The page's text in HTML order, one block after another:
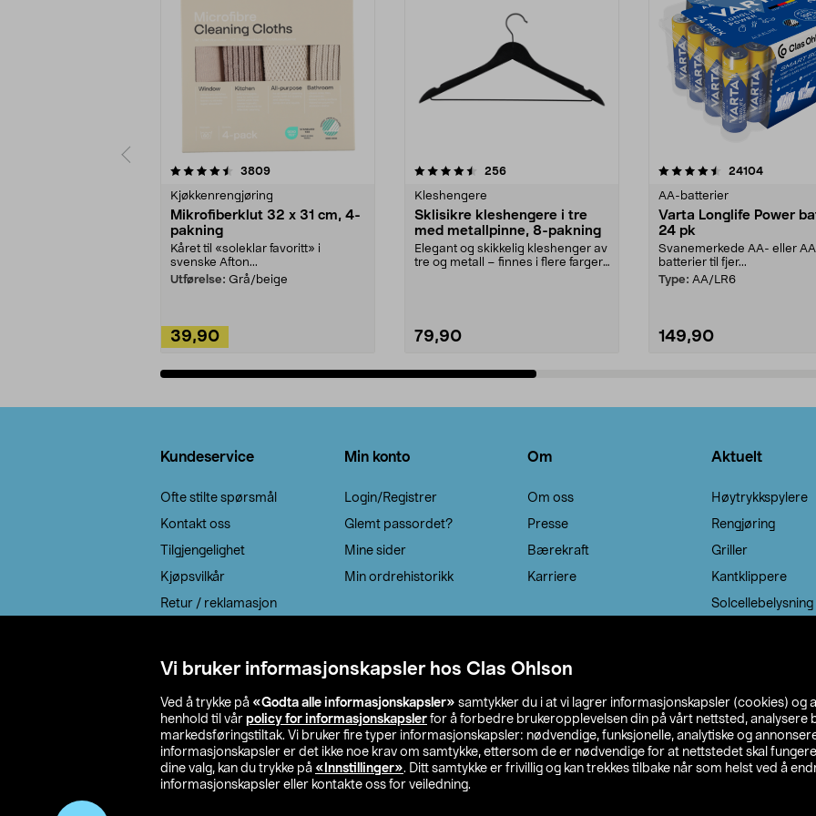
Vi bruker informasjonskapsler hos Clas Ohlson
Ved å trykke på «Godta alle informasjonskapsler» samtykker du i at vi lagrer informasjonskapsler (cookies) og
henhold til vår policy for informasjonskapsler for å forbedre brukeropplevelsen din på vårt nettsted, analysere
markedsføringstiltak. Vi bruker fire typer informasjonskapsler: nødvendige, funksjonelle, analytiske og
informasjonskapsler er det ikke noe krav om samtykke, ettersom de er nødvendige for at nettstedet skal
dine valg, kan du trykke på «Innstillinger». Ditt samtykke er frivillig og kan trekkes tilbake når som helst ved å
informasjonskapsler eller kontakte oss for veiledning.
3809anmeldelser
Kjøkkenrengjøring
Mikrofiberklut 32 x 31 cm, 4-
pakning
Kåret til «soleklar favoritt» i
svenske Afton...
Utførelse: Grå/beige
39,90
4.5av 5 stjerner 256anmeldelser
Kleshengere
Sklisikre kleshengere i tre
med metallpinne, 8-pakning
Elegant og skikkelig kleshenger av
tre og metall – finnes i flere farger.
79,90
4.5av 5 stjerner 24104
AA-batterier
Varta Longlife Power
24 pk
Svanemerkede AA- eller
batterier til fjer...
Type: AA/LR6
149,90
4.5av 5 stjerner
Kundeservice
Ofte stilte spørsmål
Kontakt oss
Tilgjengelighet
Kjøpsvilkår
Retur / reklamasjon
Min konto
Login/Registrer
Glemt passordet?
Mine sider
Min ordrehistorikk
Om
Om oss
Presse
Bærekraft
Karriere
Aktuelt
Høytrykkspylere
Rengjøring
Griller
Kantklippere
Solcellebelysning